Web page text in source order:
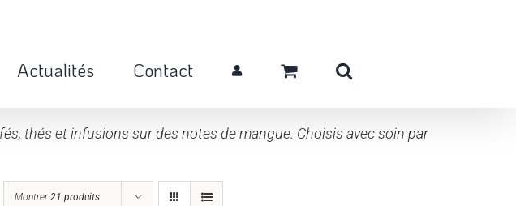
Actualités Contact
thés et infusions sur des notes de mangue. Choisis avec soin par
Montrer21 produits